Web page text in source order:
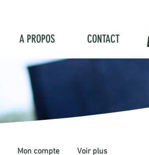
A PROPOS CONTACT
Mon compte Voir plus